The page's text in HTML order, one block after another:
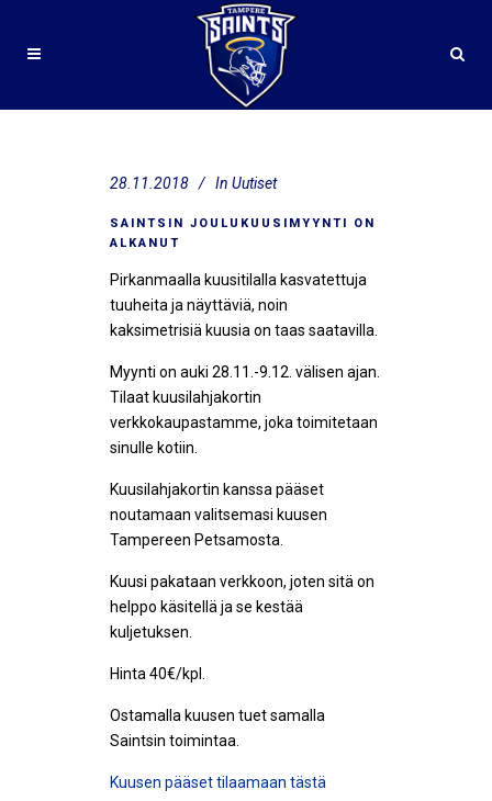
28.11.2018 In Uutiset
SAINTSIN JOULUKUUSIMYYNTI ON
ALKANUT
Pirkanmaalla kuusitilalla kasvatettuja
tuuheita ja näyttäviä, noin
kaksimetrisiä kuusia on taas saatavilla.
Myynti on auki 28.11.-9.12. välisen ajan.
Tilaat kuusilahjakortin
verkkokaupastamme, joka toimitetaan
sinulle kotiin.
Kuusilahjakortin kanssa pääset
noutamaan valitsemasi kuusen
Tampereen Petsamosta.
Kuusi pakataan verkkoon, joten sitä on
helppo käsitellä ja se kestää
kuljetuksen.
Hinta 40€/kpl.
Ostamalla kuusen tuet samalla
Saintsin toimintaa.
Kuusen pääset tilaamaan tästä